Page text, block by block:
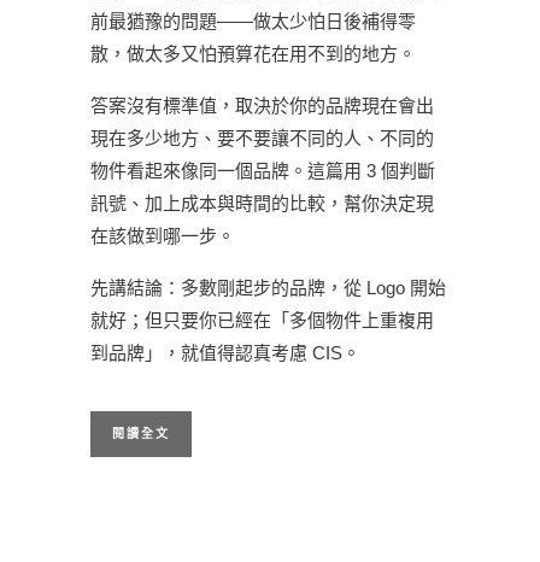
前最猶豫的問題——做太少怕日後補得零
散，做太多又怕預算花在用不到的地方。
答案沒有標準值，取決於你的品牌現在會出
現在多少地方、要不要讓不同的人、不同的
物件看起來像同一個品牌。這篇用 3 個判斷
訊號、加上成本與時間的比較，幫你決定現
在該做到哪一步。
先講結論：多數剛起步的品牌，從 Logo 開始
就好；但只要你已經在「多個物件上重複用
到品牌」，就值得認真考慮 CIS。
閱讀全文